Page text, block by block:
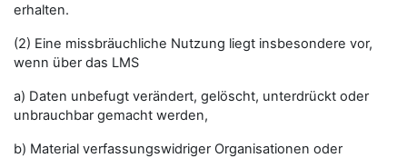
erhalten.
(2) Eine missbräuchliche Nutzung liegt insbesondere vor,
wenn über das LMS
a) Daten unbefugt verändert, gelöscht, unterdrückt oder
unbrauchbar gemacht werden,
b) Material verfassungswidriger Organisationen oder